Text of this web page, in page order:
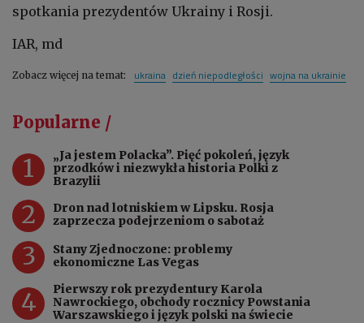
spotkania prezydentów Ukrainy i Rosji.
IAR, md
Zobacz więcej na temat: ukraina dzień niepodległości wojna na ukrainie
Popularne /
1
„Ja jestem Polacka”. Pięć pokoleń, język
przodków i niezwykła historia Polki z
Brazylii
2
Dron nad lotniskiem w Lipsku. Rosja
zaprzecza podejrzeniom o sabotaż
3
Stany Zjednoczone: problemy
ekonomiczne Las Vegas
4
Pierwszy rok prezydentury Karola
Nawrockiego, obchody rocznicy Powstania
Warszawskiego i język polski na świecie